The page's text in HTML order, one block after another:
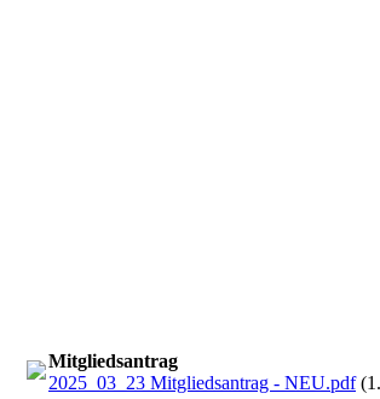
Mitgliedsantrag
2025_03_23 Mitgliedsantrag - NEU.pdf